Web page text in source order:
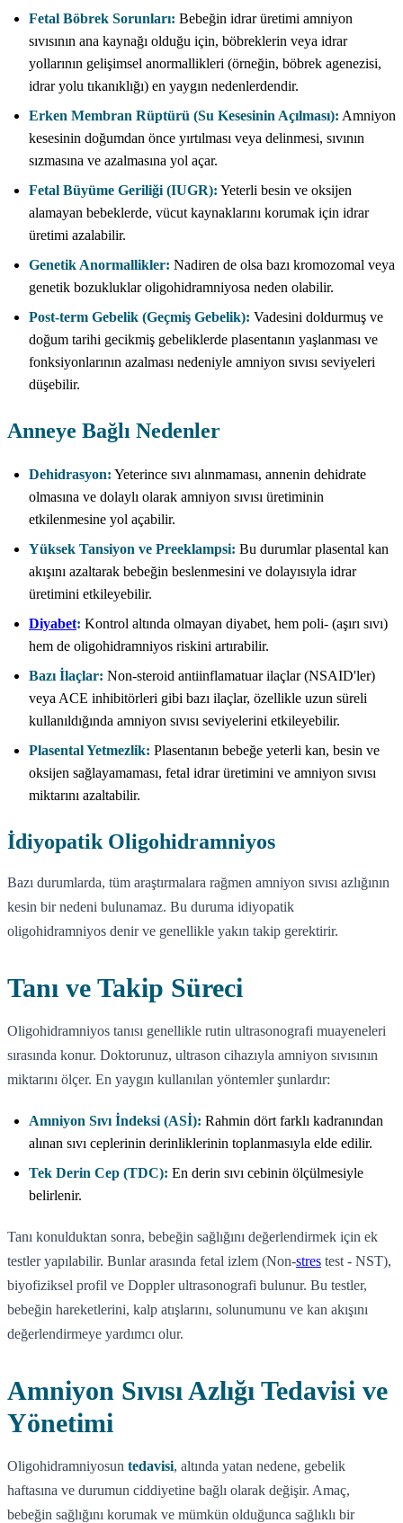
Fetal Böbrek Sorunları: Bebeğin idrar üretimi amniyon
sıvısının ana kaynağı olduğu için, böbreklerin veya idrar
yollarının gelişimsel anormallikleri (örneğin, böbrek agenezisi,
idrar yolu tıkanıklığı) en yaygın nedenlerdendir.
Erken Membran Rüptürü (Su Kesesinin Açılması): Amniyon
kesesinin doğumdan önce yırtılması veya delinmesi, sıvının
sızmasına ve azalmasına yol açar.
Fetal Büyüme Geriliği (IUGR): Yeterli besin ve oksijen
alamayan bebeklerde, vücut kaynaklarını korumak için idrar
üretimi azalabilir.
Genetik Anormallikler: Nadiren de olsa bazı kromozomal veya
genetik bozukluklar oligohidramniyosa neden olabilir.
Post-term Gebelik (Geçmiş Gebelik): Vadesini doldurmuş ve
doğum tarihi gecikmiş gebeliklerde plasentanın yaşlanması ve
fonksiyonlarının azalması nedeniyle amniyon sıvısı seviyeleri
düşebilir.
Anneye Bağlı Nedenler
Dehidrasyon: Yeterince sıvı alınmaması, annenin dehidrate
olmasına ve dolaylı olarak amniyon sıvısı üretiminin
etkilenmesine yol açabilir.
Yüksek Tansiyon ve Preeklampsi: Bu durumlar plasental kan
akışını azaltarak bebeğin beslenmesini ve dolayısıyla idrar
üretimini etkileyebilir.
Diyabet: Kontrol altında olmayan diyabet, hem poli- (aşırı sıvı)
hem de oligohidramniyos riskini artırabilir.
Bazı İlaçlar: Non-steroid antiinflamatuar ilaçlar (NSAID'ler)
veya ACE inhibitörleri gibi bazı ilaçlar, özellikle uzun süreli
kullanıldığında amniyon sıvısı seviyelerini etkileyebilir.
Plasental Yetmezlik: Plasentanın bebeğe yeterli kan, besin ve
oksijen sağlayamaması, fetal idrar üretimini ve amniyon sıvısı
miktarını azaltabilir.
İdiyopatik Oligohidramniyos
Bazı durumlarda, tüm araştırmalara rağmen amniyon sıvısı azlığının
kesin bir nedeni bulunamaz. Bu duruma idiyopatik
oligohidramniyos denir ve genellikle yakın takip gerektirir.
Tanı ve Takip Süreci
Oligohidramniyos tanısı genellikle rutin ultrasonografi muayeneleri
sırasında konur. Doktorunuz, ultrason cihazıyla amniyon sıvısının
miktarını ölçer. En yaygın kullanılan yöntemler şunlardır:
Amniyon Sıvı İndeksi (ASİ): Rahmin dört farklı kadranından
alınan sıvı ceplerinin derinliklerinin toplanmasıyla elde edilir.
Tek Derin Cep (TDC): En derin sıvı cebinin ölçülmesiyle
belirlenir.
Tanı konulduktan sonra, bebeğin sağlığını değerlendirmek için ek
testler yapılabilir. Bunlar arasında fetal izlem (Non-stres test - NST),
biyofiziksel profil ve Doppler ultrasonografi bulunur. Bu testler,
bebeğin hareketlerini, kalp atışlarını, solunumunu ve kan akışını
değerlendirmeye yardımcı olur.
Amniyon Sıvısı Azlığı Tedavisi ve
Yönetimi
Oligohidramniyosun tedavisi, altında yatan nedene, gebelik
haftasına ve durumun ciddiyetine bağlı olarak değişir. Amaç,
bebeğin sağlığını korumak ve mümkün olduğunca sağlıklı bir